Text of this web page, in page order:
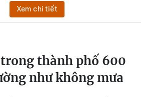
Xem chi tiết
thành phố 600
như không mưa